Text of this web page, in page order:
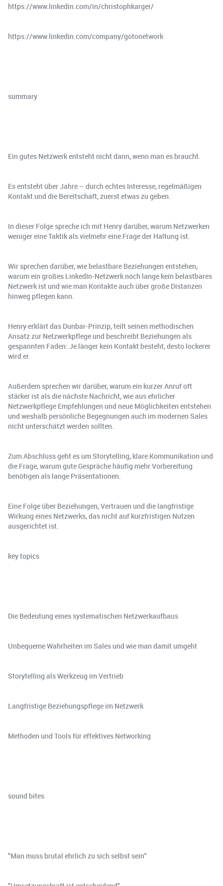
https://www.linkedin.com/in/christophkarger/
https://www.linkedin.com/company/gotonetwork
summary
Ein gutes Netzwerk entsteht nicht dann, wenn man es braucht.
Es entsteht über Jahre – durch echtes Interesse, regelmäßigen
Kontakt und die Bereitschaft, zuerst etwas zu geben.
In dieser Folge spreche ich mit Henry darüber, warum Netzwerken
weniger eine Taktik als vielmehr eine Frage der Haltung ist.
Wir sprechen darüber, wie belastbare Beziehungen entstehen,
warum ein großes LinkedIn-Netzwerk noch lange kein belastbares
Netzwerk ist und wie man Kontakte auch über große Distanzen
hinweg pflegen kann.
Henry erklärt das Dunbar-Prinzip, teilt seinen methodischen
Ansatz zur Netzwerkpflege und beschreibt Beziehungen als
gespannten Faden: Je länger kein Kontakt besteht, desto lockerer
wird er.
Außerdem sprechen wir darüber, warum ein kurzer Anruf oft
stärker ist als die nächste Nachricht, wie aus ehrlicher
Netzwerkpflege Empfehlungen und neue Möglichkeiten entstehen
und weshalb persönliche Begegnungen auch im modernen Sales
nicht unterschätzt werden sollten.
Zum Abschluss geht es um Storytelling, klare Kommunikation und
die Frage, warum gute Gespräche häufig mehr Vorbereitung
benötigen als lange Präsentationen.
Eine Folge über Beziehungen, Vertrauen und die langfristige
Wirkung eines Netzwerks, das nicht auf kurzfristigen Nutzen
ausgerichtet ist.
key topics
Die Bedeutung eines systematischen Netzwerkaufbaus
Unbequeme Wahrheiten im Sales und wie man damit umgeht
Storytelling als Werkzeug im Vertrieb
Langfristige Beziehungspflege im Netzwerk
Methoden und Tools für effektives Networking
sound bites
"Man muss brutal ehrlich zu sich selbst sein"